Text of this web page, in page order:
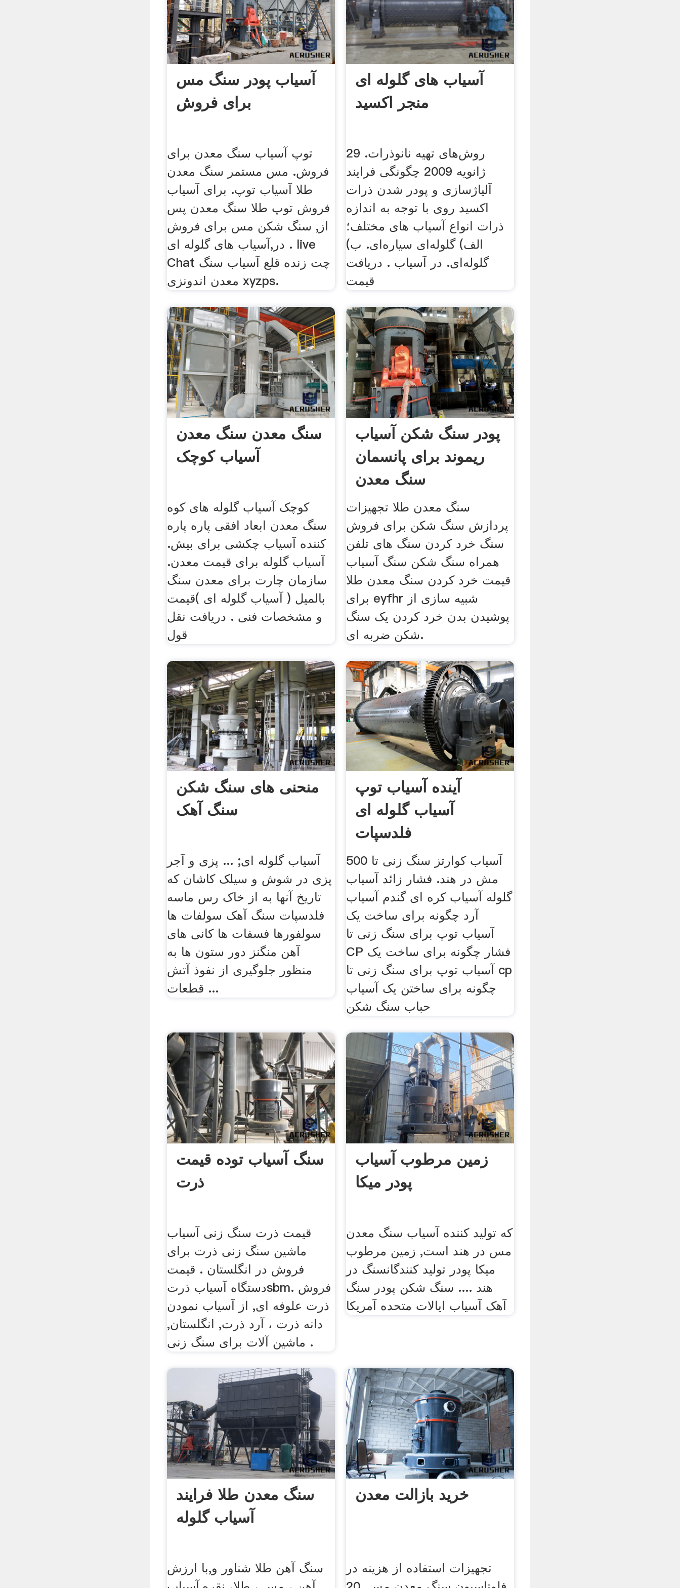
آسیاب پودر سنگ مس
برای فروش
توپ آسیاب سنگ معدن برای
فروش. مس مستمر سنگ معدن
طلا آسیاب توپ. برای آسیاب
فروش توپ طلا سنگ معدن پس
از, سنگ شکن مس برای فروش
در,آسیاب های گلوله ای . live
Chat چت زنده قلع آسیاب سنگ
معدن اندونزی xyzps.
آسیاب های گلوله ای
منجر اکسید
روش‌های تهیه نانوذرات. 29
ژانويه 2009 چگونگی فرایند
آلیاژسازی و پودر شدن ذرات
اکسید روی با توجه به اندازه
ذرات انواع آسیاب های مختلف؛
الف) گلوله‌ای سیاره‌ای. ب)
گلوله‌ای. در آسیاب . دریافت
قیمت
سنگ معدن سنگ معدن
آسیاب کوچک
کوچک آسیاب گلوله های کوه
سنگ معدن ابعاد افقی پاره پاره
کننده آسیاب چکشی برای بیش.
آسیاب گلوله برای قیمت معدن.
سازمان چارت برای معدن سنگ
بالمیل ( آسیاب گلوله ای )قیمت
و مشخصات فنی . دریافت نقل
قول
پودر سنگ شکن آسیاب
ریموند برای پانسمان
سنگ معدن
سنگ معدن طلا تجهیزات
پردازش سنگ شکن برای فروش
سنگ خرد کردن سنگ های تلفن
همراه سنگ شکن سنگ آسیاب
قیمت خرد کردن سنگ معدن طلا
برای eyfhr شبیه سازی از
پوشیدن بدن خرد کردن یک سنگ
شکن ضربه ای.
منحنی های سنگ شکن
سنگ آهک
آسیاب گلوله ای; ... پزی و آجر
پزی در شوش و سیلک کاشان که
تاریخ آنها به از خاک رس ماسه
فلدسپات سنگ آهک سولفات ها
سولفورها فسفات ها کانی های
آهن منگنز دور ستون ها به
منظور جلوگیری از نفوذ آتش
قطعات ...
آینده آسیاب توپ
آسیاب گلوله ای
فلدسپات
آسیاب کوارتز سنگ زنی تا 500
مش در هند. فشار زائد آسیاب
گلوله آسیاب کره ای گندم آسیاب
آرد چگونه برای ساخت یک
آسیاب توپ برای سنگ زنی تا
CP فشار چگونه برای ساخت یک
آسیاب توپ برای سنگ زنی تا cp
چگونه برای ساختن یک آسیاب
حباب سنگ شکن
سنگ آسیاب توده قیمت
ذرت
قیمت ذرت سنگ زنی آسیاب
ماشین سنگ زنی ذرت برای
فروش در انگلستان . قیمت
دستگاه آسیاب ذرتsbm. فروش
ذرت علوفه ای, از آسیاب نمودن
دانه ذرت ، آرد ذرت, انگلستان,
ماشین آلات برای سنگ زنی .
زمین مرطوب آسیاب
پودر میکا
که تولید کننده آسیاب سنگ معدن
مس در هند است, زمین مرطوب
میکا پودر تولید کنندگانسنگ در
هند .... سنگ شکن پودر سنگ
آهک آسیاب ایالات متحده آمریکا
سنگ معدن طلا فرایند
آسیاب گلوله
سنگ آهن طلا شناور و,با ارزش
خرید بازالت معدن
تجهیزات استفاده از هزینه در